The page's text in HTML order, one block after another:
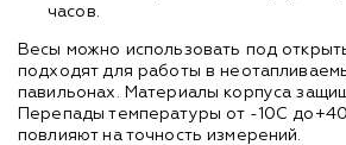
часов.
Весы можно использовать под
подходят для работы в
павильонах. Материалы корпуса
Перепады температуры от -10С
повлияют на точность измерений.